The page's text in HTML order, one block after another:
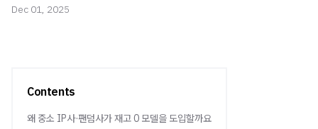
Dec 01, 2025
Contents
왜 중소 IP사·팬덤사가 재고 0 모델을 도입할까요